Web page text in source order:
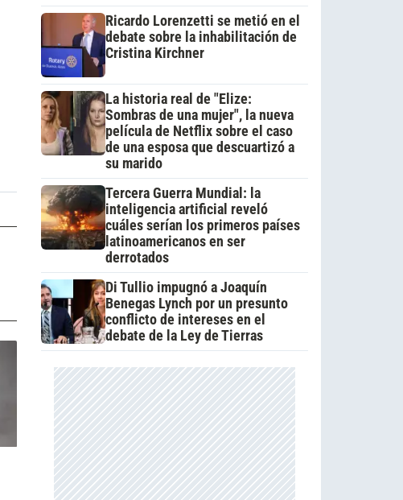
Ricardo Lorenzetti se metió en el
debate sobre la inhabilitación de
Cristina Kirchner
La historia real de "Elize:
Sombras de una mujer", la nueva
película de Netflix sobre el caso
de una esposa que descuartizó a
su marido
Tercera Guerra Mundial: la
inteligencia artificial reveló
cuáles serían los primeros países
latinoamericanos en ser
derrotados
Di Tullio impugnó a Joaquín
Benegas Lynch por un presunto
conflicto de intereses en el
debate de la Ley de Tierras